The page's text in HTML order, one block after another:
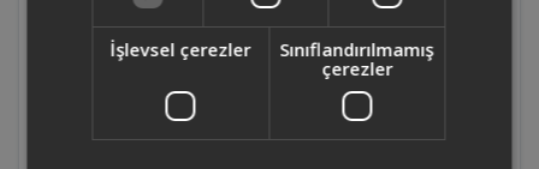
AR3158 - Arzum Neosteel Inox Çay
Makinesi Cihazın dış yüzeyi neden dikkatli
tutulmalıdır?
İşlevsel çerezler
Sınıflandırılmamış
çerezler